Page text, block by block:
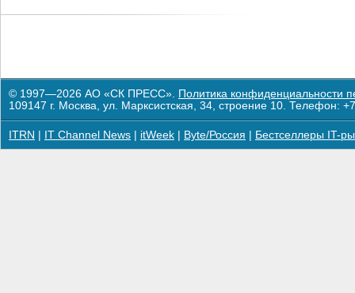
© 1997—2026 АО «СК ПРЕСС». Политика конфиденциальности
109147 г. Москва, ул. Марксистская, 34, строение 10. Телефон:
ITRN IT Channel News itWeek Byte/Россия Бестселлеры IT-